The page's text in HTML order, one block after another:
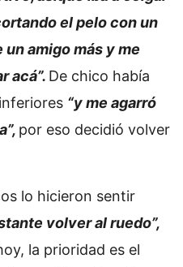
el pelo con un
amigo más y me
acá”. De chico había
“y me agarró
por eso decidió volver
lo hicieron sentir
volver al ruedo”,
la prioridad es el